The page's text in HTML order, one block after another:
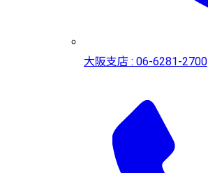
大阪支店 : 06-6281-2700